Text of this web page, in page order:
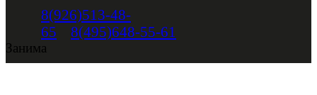
8(926)513-48-
65
8(495)648-55-61
Занима